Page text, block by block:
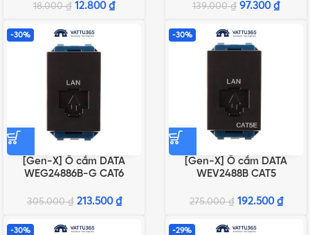
18.000₫ 12.800 ₫ 139.000₫ 97.300 ₫
-30%
[Gen-X] Ổ cắm DATA
WEG24886B-G CAT6
305.000₫ 213.500 ₫
-30%
[Gen-X] Ổ cắm DATA
WEV2488B CAT5
275.000₫ 192.500 ₫
-30% -29%